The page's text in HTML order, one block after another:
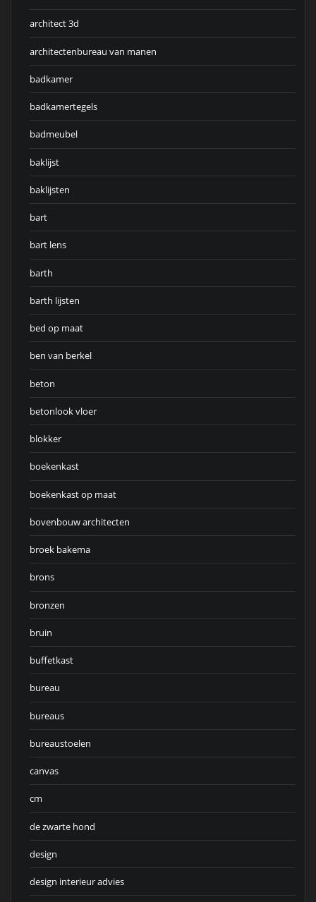
architect 3d
architectenbureau van manen
badkamer
badkamertegels
badmeubel
baklijst
baklijsten
bart
bart lens
barth
barth lijsten
bed op maat
ben van berkel
beton
betonlook vloer
blokker
boekenkast
boekenkast op maat
bovenbouw architecten
broek bakema
brons
bronzen
bruin
buffetkast
bureau
bureaus
bureaustoelen
canvas
cm
de zwarte hond
design
design interieur advies